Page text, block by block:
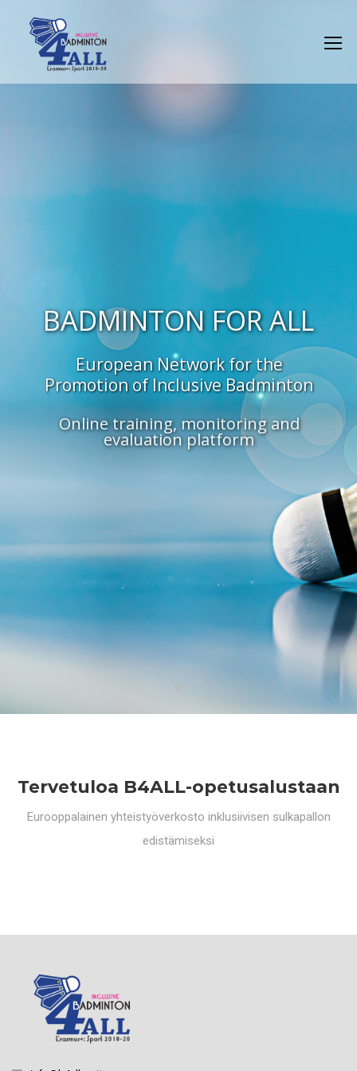
BADMINTON FOR ALL
European Network for the
Promotion of Inclusive Badminton
Online training, monitoring and
evaluation platform
Tervetuloa B4ALL-opetusalustaan
Eurooppalainen yhteistyöverkosto inklusiivisen sulkapallon
edistämiseksi